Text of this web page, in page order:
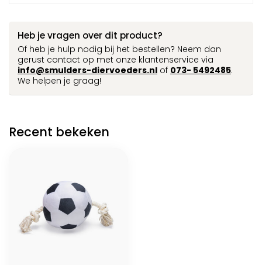
Heb je vragen over dit product?
Of heb je hulp nodig bij het bestellen? Neem dan
gerust contact op met onze klantenservice via
info@smulders-diervoeders.nl of 073- 5492485.
We helpen je graag!
Recent bekeken